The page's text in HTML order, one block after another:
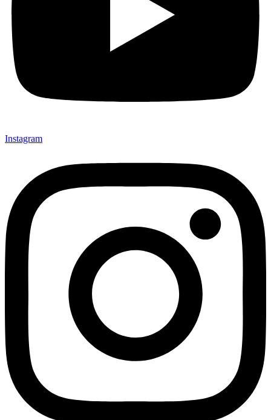
Instagram